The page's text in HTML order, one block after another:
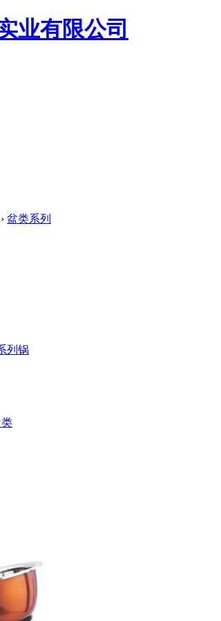
业有限公司
盆类系列
列锅